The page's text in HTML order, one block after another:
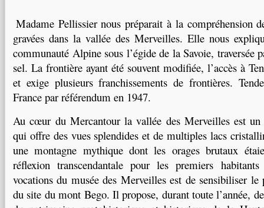
Madame Pellissier nous préparait à la compréhension
gravées dans la vallée des Merveilles. Elle nous
communauté Alpine sous l’égide de la Savoie, traversée
sel. La frontière ayant été souvent modifiée, l’accès à
et exige plusieurs franchissements de frontières.
France par référendum en 1947.
Au cœur du Mercantour la vallée des Merveilles est un
qui offre des vues splendides et de multiples lacs
une montagne mythique dont les orages brutaux
réflexion transcendantale pour les premiers
vocations du musée des Merveilles est de sensibiliser
du site du mont Bego. Il propose, durant toute l’année,